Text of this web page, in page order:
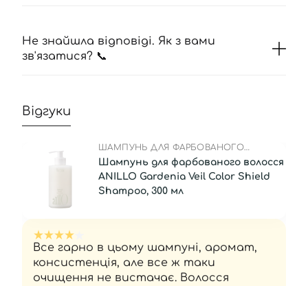
Не знайшла відповіді. Як з вами
зв'язатися? 📞
Відгуки
ШАМПУНЬ ДЛЯ ФАРБОВАНОГО
ВОЛОССЯ
Шампунь для фарбованого волосся
ANILLO Gardenia Veil Color Shield
Shampoo, 300 мл
Все гарно в цьому шампуні, аромат,
консистенція, але все ж таки
очищення не вистачає. Волосся